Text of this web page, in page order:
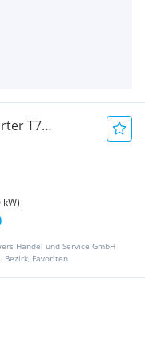
T7
/
kW)
Handel und Service GmbH
Bezirk, Favoriten